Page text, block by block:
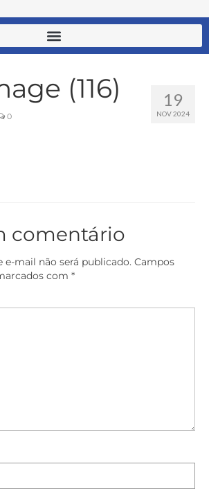
19
NOV 2024
(116)
0
comentário
e-mail não será publicado. Campos
com *